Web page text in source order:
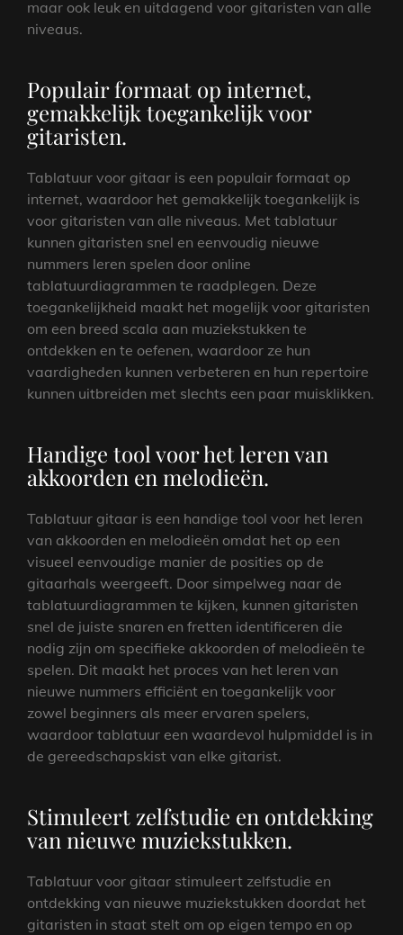
maar ook leuk en uitdagend voor gitaristen van alle
niveaus.
Populair formaat op internet,
gemakkelijk toegankelijk voor
gitaristen.
Tablatuur voor gitaar is een populair formaat op
internet, waardoor het gemakkelijk toegankelijk is
voor gitaristen van alle niveaus. Met tablatuur
kunnen gitaristen snel en eenvoudig nieuwe
nummers leren spelen door online
tablatuurdiagrammen te raadplegen. Deze
toegankelijkheid maakt het mogelijk voor gitaristen
om een breed scala aan muziekstukken te
ontdekken en te oefenen, waardoor ze hun
vaardigheden kunnen verbeteren en hun repertoire
kunnen uitbreiden met slechts een paar muisklikken.
Handige tool voor het leren van
akkoorden en melodieën.
Tablatuur gitaar is een handige tool voor het leren
van akkoorden en melodieën omdat het op een
visueel eenvoudige manier de posities op de
gitaarhals weergeeft. Door simpelweg naar de
tablatuurdiagrammen te kijken, kunnen gitaristen
snel de juiste snaren en fretten identificeren die
nodig zijn om specifieke akkoorden of melodieën te
spelen. Dit maakt het proces van het leren van
nieuwe nummers efficiënt en toegankelijk voor
zowel beginners als meer ervaren spelers,
waardoor tablatuur een waardevol hulpmiddel is in
de gereedschapskist van elke gitarist.
Stimuleert zelfstudie en ontdekking
van nieuwe muziekstukken.
Tablatuur voor gitaar stimuleert zelfstudie en
ontdekking van nieuwe muziekstukken doordat het
gitaristen in staat stelt om op eigen tempo en op